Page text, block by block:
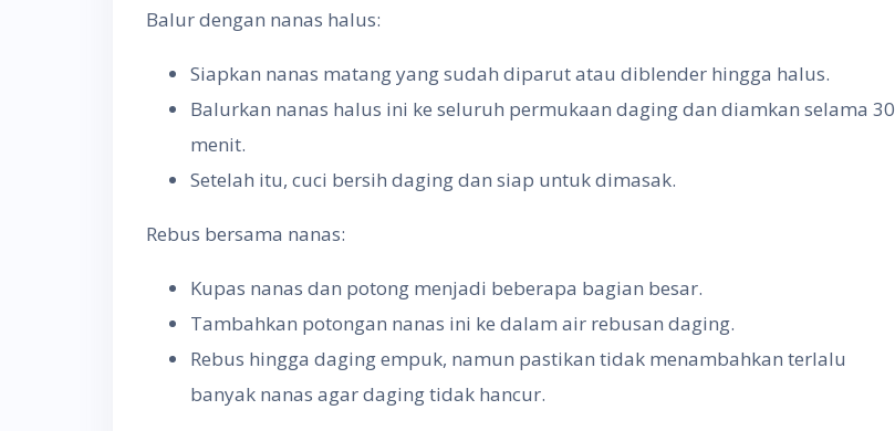
Balur dengan nanas halus:
Siapkan nanas matang yang sudah diparut atau diblender hingga halus.
Balurkan nanas halus ini ke seluruh permukaan daging dan diamkan selama 30
menit.
Setelah itu, cuci bersih daging dan siap untuk dimasak.
Rebus bersama nanas:
Kupas nanas dan potong menjadi beberapa bagian besar.
Tambahkan potongan nanas ini ke dalam air rebusan daging.
Rebus hingga daging empuk, namun pastikan tidak menambahkan terlalu
banyak nanas agar daging tidak hancur.